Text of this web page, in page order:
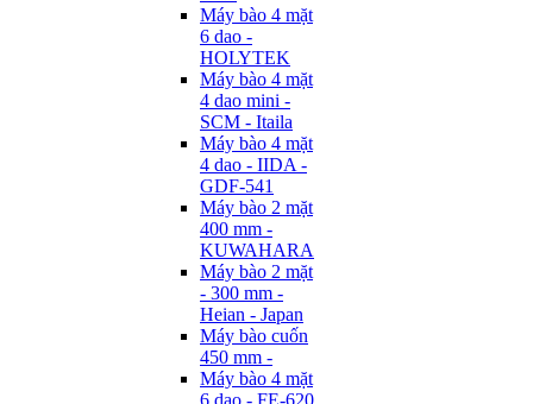
Máy bào 4 mặt
6 dao -
HOLYTEK
Máy bào 4 mặt
4 dao mini -
SCM - Itaila
Máy bào 4 mặt
4 dao - IIDA -
GDF-541
Máy bào 2 mặt
400 mm -
KUWAHARA
Máy bào 2 mặt
- 300 mm -
Heian - Japan
Máy bào cuốn
450 mm -
Máy bào 4 mặt
6 dao - FE-620